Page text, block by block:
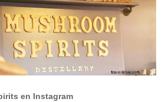
en Instagram